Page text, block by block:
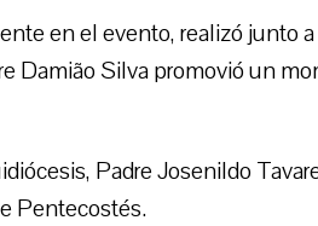
en el evento, realizó junto
Damião Silva promovió un
Padre Josenildo
Pentecostés.